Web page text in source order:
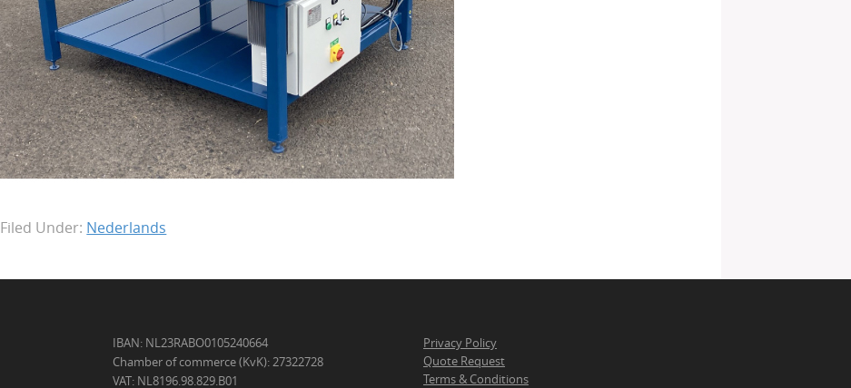
Filed Under: Nederlands
IBAN: NL23RABO0105240664
Chamber of commerce (KvK): 27322728
VAT: NL8196.98.829.B01
Privacy Policy
Quote Request
Terms & Conditions